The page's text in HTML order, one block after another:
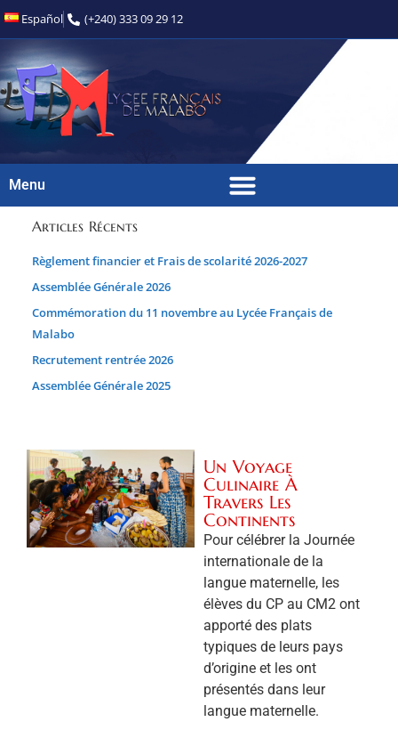
Español (+240) 333 09 29 12
Menu
Un Voyage
Culinaire À
Travers Les
Continents
Pour célébrer la Journée
internationale de la
langue maternelle, les
élèves du CP au CM2 ont
apporté des plats
typiques de leurs pays
d’origine et les ont
présentés dans leur
langue maternelle.
Articles Récents
Règlement financier et Frais de scolarité 2026-2027
Assemblée Générale 2026
Commémoration du 11 novembre au Lycée Français de
Malabo
Recrutement rentrée 2026
Assemblée Générale 2025